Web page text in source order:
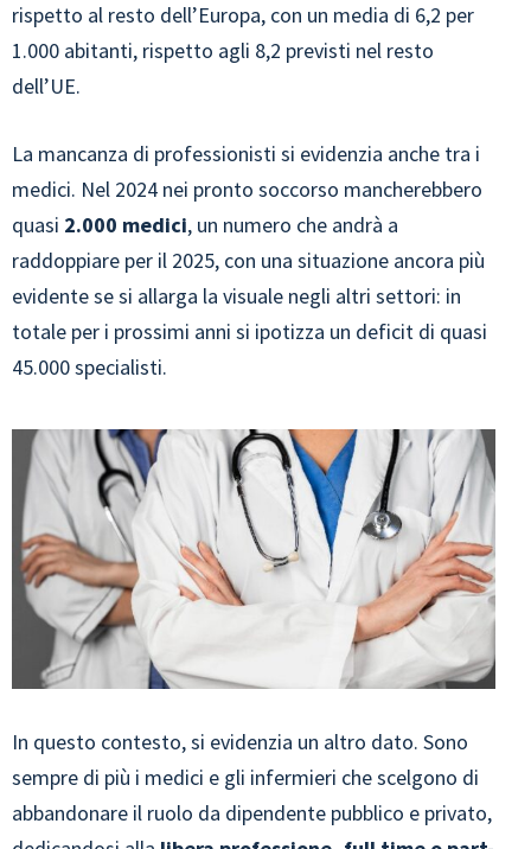
rispetto al resto dell’Europa, con un media di 6,2 per
1.000 abitanti, rispetto agli 8,2 previsti nel resto
dell’UE.
La mancanza di professionisti si evidenzia anche tra i
medici. Nel 2024 nei pronto soccorso mancherebbero
quasi 2.000 medici, un numero che andrà a
raddoppiare per il 2025, con una situazione ancora più
evidente se si allarga la visuale negli altri settori: in
totale per i prossimi anni si ipotizza un deficit di quasi
45.000 specialisti.
In questo contesto, si evidenzia un altro dato. Sono
sempre di più i medici e gli infermieri che scelgono di
abbandonare il ruolo da dipendente pubblico e privato,